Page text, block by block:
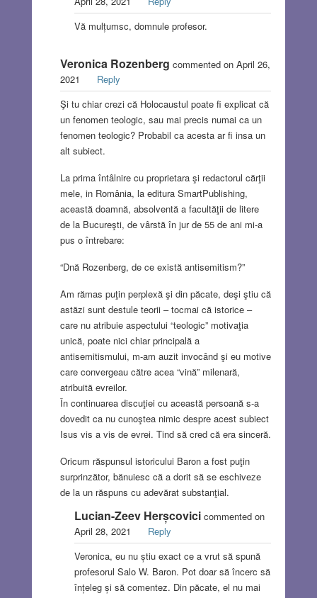
Vă mulțumsc, domnule profesor.
Veronica Rozenberg commented on April 26,
2021
Reply
Şi tu chiar crezi că Holocaustul poate fi explicat că
un fenomen teologic, sau mai precis numai ca un
fenomen teologic? Probabil ca acesta ar fi insa un
alt subiect.
La prima întâlnire cu proprietara şi redactorul cărţii
mele, in România, la editura SmartPublishing,
această doamnă, absolventă a facultăţii de litere
de la Bucureşti, de vârstă în jur de 55 de ani mi-a
pus o întrebare:
“Dnă Rozenberg, de ce există antisemitism?”
Am rămas puţin perplexă şi din păcate, deşi ştiu că
astăzi sunt destule teorii – tocmai că istorice –
care nu atribuie aspectului “teologic” motivaţia
unică, poate nici chiar principală a
antisemitismului, m-am auzit invocând şi eu motive
care convergeau către acea “vină” milenară,
atribuită evreilor.
În continuarea discuţiei cu această persoană s-a
dovedit ca nu cunoştea nimic despre acest subiect
Isus vis a vis de evrei. Tind să cred că era sinceră.
Oricum răspunsul istoricului Baron a fost puţin
surprinzător, bănuiesc că a dorit să se eschiveze
de la un răspuns cu adevărat substanţial.
Lucian-Zeev Herșcovicicommented on
April 28, 2021
Reply
Veronica, eu nu știu exact ce a vrut să spună
profesorul Salo W. Baron. Pot doar să încerc să
înțeleg și să comentez. Din păcate, el nu mai